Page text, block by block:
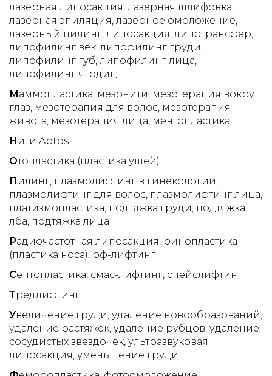
лазерная липосакция лазерная шлифовка
лазерная эпиляция лазерное омоложение
лазерный пилинг липосакция липотрансфер
липофилинг век липофилинг груди
липофилинг губ липофилинг лица
липофилинг ягодиц
Маммопластика мезонити мезотерапия вокруг
глаз мезотерапия для волос мезотерапия
живота мезотерапия лица ментопластика
Н ити Aptos
Отопластика (пластика ушей)
П илинг плазмолифтинг в гинекологии
плазмолифтинг для волос плазмолифтинг лица
платизмопластика подтяжка груди подтяжка
лба подтяжка лица
Радиочастотная липосакция ринопластика
(пластика носа) рф-лифтинг
Септопластика смас-лифтинг спейслифтинг
Тредлифтинг
Увеличение груди удаление новообразований
удаление растяжек удаление рубцов удаление
сосудистых звездочек ультразвуковая
липосакция уменьшение груди